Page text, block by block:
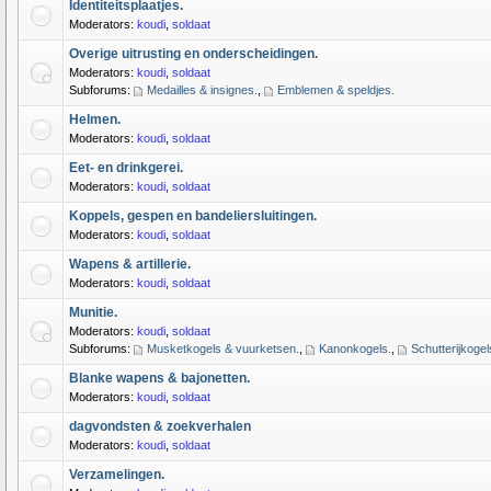
Identiteitsplaatjes.
Moderators: koudi soldaat
Overige uitrusting en onderscheidingen.
Moderators: koudi soldaat
Subforums:
Medailles & insignes. Emblemen & speldjes.
Helmen.
Moderators: koudi soldaat
Eet- en drinkgerei.
Moderators: koudi soldaat
Koppels, gespen en bandeliersluitingen.
Moderators: koudi soldaat
Wapens & artillerie.
Moderators: koudi soldaat
Munitie.
Moderators: koudi soldaat
Subforums:
Musketkogels & vuurketsen. Kanonkogels.
Blanke wapens & bajonetten.
Moderators: koudi soldaat
dagvondsten & zoekverhalen
Moderators: koudi soldaat
Verzamelingen.